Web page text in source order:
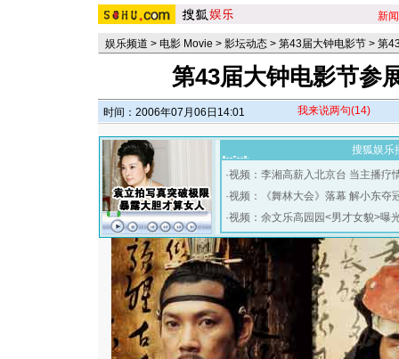
新闻
娱乐频道 > 电影 Movie > 影坛动态 > 第43届大钟电影节 > 第
第43届大钟电影节参
时间：2006年07月06日14:01 我来说两句(14)
搜狐娱乐
·视频：李湘高薪入北京台 当主播疗
·视频：《舞林大会》落幕 解小东夺
·视频：余文乐高园园<男才女貌>曝